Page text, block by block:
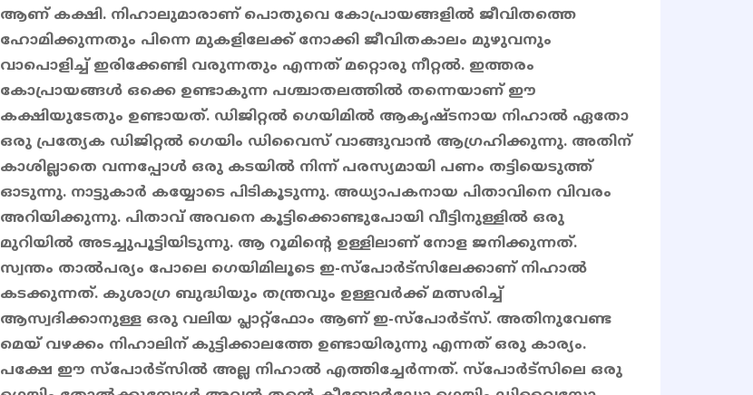
ആണ് കക്ഷി. നിഹാലുമാരാണ് പൊതുവെ കോപ്രായങ്ങളിൽ ജീവിതത്തെ
ഹോമിക്കുന്നതും പിന്നെ മുകളിലേക്ക് നോക്കി ജീവിതകാലം മുഴുവനും
വാപൊളിച്ച് ഇരിക്കേണ്ടി വരുന്നതും എന്നത് മറ്റൊരു നീറ്റൽ. ഇത്തരം
കോപ്രായങ്ങൾ ഒക്കെ ഉണ്ടാകുന്ന പശ്ചാതലത്തിൽ തന്നെയാണ് ഈ
കക്ഷിയുടേതും ഉണ്ടായത്. ഡിജിറ്റൽ ഗെയിമിൽ ആകൃഷ്ടനായ നിഹാൽ ഏതോ
ഒരു പ്രത്യേക ഡിജിറ്റൽ ഗെയിം ഡിവൈസ് വാങ്ങുവാൻ ആഗ്രഹിക്കുന്നു. അതിന്
കാശില്ലാതെ വന്നപ്പോൾ ഒരു കടയിൽ നിന്ന് പരസ്യമായി പണം തട്ടിയെടുത്ത്
ഓടുന്നു. നാട്ടുകാർ കയ്യോടെ പിടികൂടുന്നു. അധ്യാപകനായ പിതാവിനെ വിവരം
അറിയിക്കുന്നു. പിതാവ് അവനെ കൂട്ടിക്കൊണ്ടുപോയി വീട്ടിനുള്ളിൽ ഒരു
മുറിയിൽ അടച്ചുപൂട്ടിയിടുന്നു. ആ റൂമിന്റെ ഉള്ളിലാണ് നോള ജനിക്കുന്നത്.
സ്വന്തം താൽപര്യം പോലെ ഗെയിമിലൂടെ ഇ-സ്പോർട്സിലേക്കാണ് നിഹാൽ
കടക്കുന്നത്. കുശാഗ്ര ബുദ്ധിയും തന്ത്രവും ഉള്ളവർക്ക് മത്സരിച്ച്
ആസ്വദിക്കാനുള്ള ഒരു വലിയ പ്ലാറ്റ്ഫോം ആണ് ഇ-സ്പോർട്സ്. അതിനുവേണ്ട
മെയ് വഴക്കം നിഹാലിന് കുട്ടിക്കാലത്തേ ഉണ്ടായിരുന്നു എന്നത് ഒരു കാര്യം.
പക്ഷേ ഈ സ്പോർട്സിൽ അല്ല നിഹാൽ എത്തിച്ചേർന്നത്. സ്പോർട്സിലെ ഒരു